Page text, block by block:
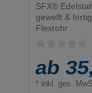
SFX®
gewellt &
Flexrohr
ab
* inkl. ges.